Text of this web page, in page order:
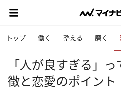
トップ 働く 整える 磨く
「人が良すぎる」
徴と恋愛のポイント